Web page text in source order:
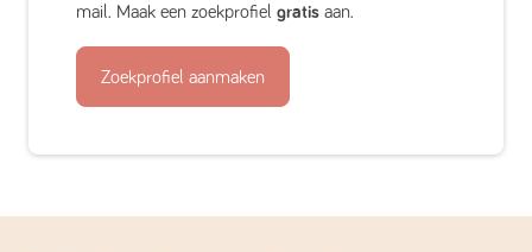
mail. Maak een zoekprofiel gratis aan.
Zoekprofiel aanmaken